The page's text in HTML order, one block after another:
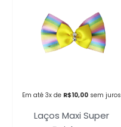
Em até 3x de R$10,00 sem juros
Laços Maxi Super